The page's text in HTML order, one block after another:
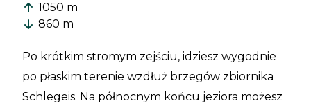
1050 m
860 m
Po krótkim stromym zejściu, idziesz wygodnie
po płaskim terenie wzdłuż brzegów zbiornika
Schlegeis. Na północnym końcu jeziora możesz